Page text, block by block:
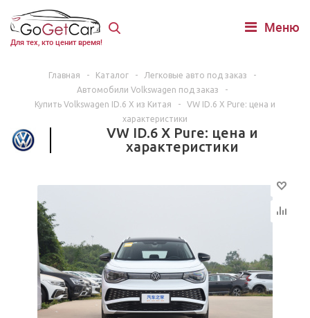
Для тех, кто ценит время!
Меню
Главная - Каталог - Легковые авто под заказ
-
Автомобили Volkswagen под заказ
-
Купить Volkswagen ID.6 X из Китая
-
VW ID.6 X Pure: цена и
характеристики
VW ID.6 X Pure: цена и
характеристики